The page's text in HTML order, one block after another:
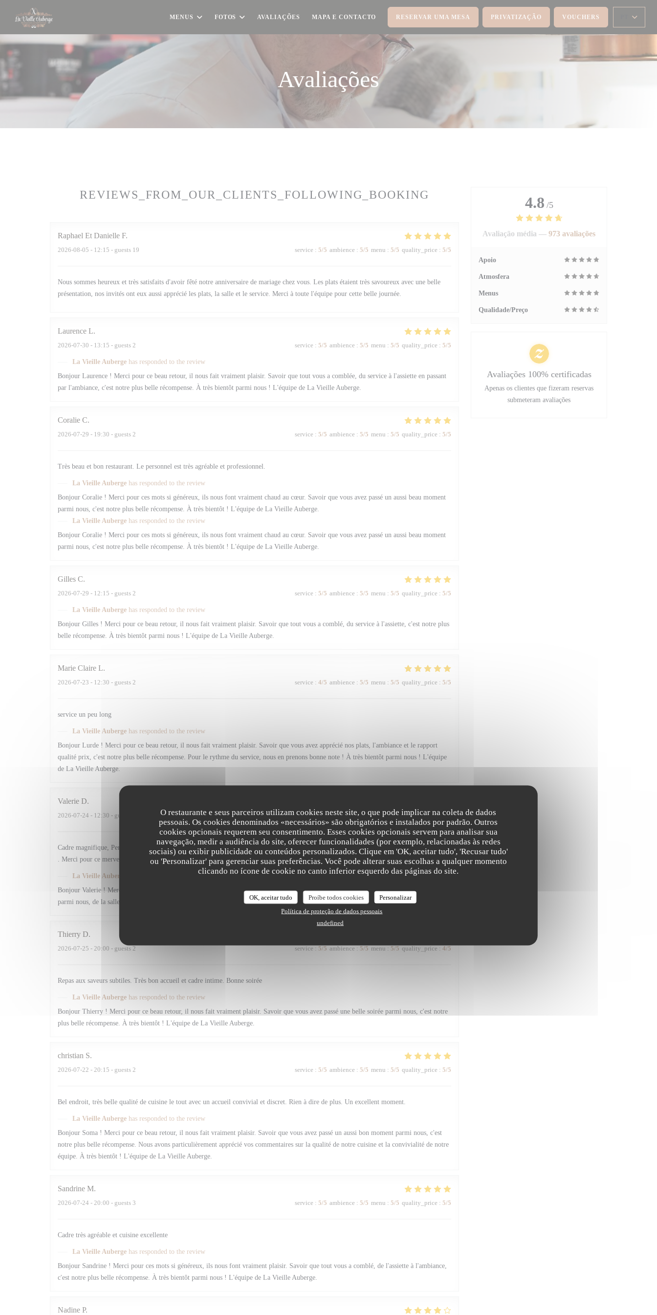
O restaurante e seus parceiros utilizam cookies neste site, o que pode implicar na coleta de dados
pessoais. Os cookies denominados «necessários» são obrigatórios e instalados por padrão. Outros
cookies opcionais requerem seu consentimento. Esses cookies opcionais servem para analisar sua
navegação, medir a audiência do site, oferecer funcionalidades (por exemplo, relacionadas às redes
sociais) ou exibir publicidade ou conteúdos personalizados. Clique em 'OK, aceitar tudo', 'Recusar tudo'
ou 'Personalizar' para gerenciar suas preferências. Você pode alterar suas escolhas a qualquer momento
clicando no ícone de cookie no canto inferior esquerdo das páginas do site.
OK, aceitar tudo Proíbe todos cookies
Personalizar
Política de proteção de dados pessoais
undefined
MENUS FOTOS AVALIAÇÕES MAPA E CONTACTO RESERVAR UMA MESA PRIVATIZAÇÃO VOUCHERS
Avaliações
REVIEWS_FROM_OUR_CLIENTS_FOLLOWING_BOOKING
Raphael Et Danielle F
2026-08-05 - 12:15 - guests 19 service : 5/5 ambience : 5/5 menu : 5/5 quality_price : 5/5
Nous sommes heureux et très satisfaits d'avoir fêté notre anniversaire de mariage chez vous. Les plats étaient très savoureux avec une belle
présentation, nos invités ont eux aussi apprécié les plats, la salle et le service. Merci à toute l'équipe pour cette belle journée.
Laurence L
2026-07-30 - 13:15 - guests 2 service : 5/5 ambience : 5/5 menu : 5/5 quality_price : 5/5
La Vieille Auberge has responded to the review
Bonjour Laurence ! Merci pour ce beau retour, il nous fait vraiment plaisir. Savoir que tout vous a comblée, du service à l'assiette en passant
par l'ambiance, c'est notre plus belle récompense. À très bientôt parmi nous ! L'équipe de La Vieille Auberge.
Coralie C
2026-07-29 - 19:30 - guests 2 service : 5/5 ambience : 5/5 menu : 5/5 quality_price : 5/5
Très beau et bon restaurant. Le personnel est très agréable et professionnel.
La Vieille Auberge has responded to the review
Bonjour Coralie ! Merci pour ces mots si généreux, ils nous font vraiment chaud au cœur. Savoir que vous avez passé un aussi beau moment
parmi nous, c'est notre plus belle récompense. À très bientôt ! L'équipe de La Vieille Auberge.
La Vieille Auberge has responded to the review
Bonjour Coralie ! Merci pour ces mots si généreux, ils nous font vraiment chaud au cœur. Savoir que vous avez passé un aussi beau moment
parmi nous, c'est notre plus belle récompense. À très bientôt ! L'équipe de La Vieille Auberge.
Gilles C
2026-07-29 - 12:15 - guests 2 service : 5/5 ambience : 5/5 menu : 5/5 quality_price : 5/5
La Vieille Auberge has responded to the review
Bonjour Gilles ! Merci pour ce beau retour, il nous fait vraiment plaisir. Savoir que tout vous a comblé, du service à l'assiette, c'est notre plus
belle récompense. À très bientôt parmi nous ! L'équipe de La Vieille Auberge.
Marie Claire L
2026-07-23 - 12:30 - guests 2 service : 4/5 ambience : 5/5 menu : 5/5 quality_price : 5/5
service un peu long
La Vieille Auberge has responded to the review
Bonjour Lurde ! Merci pour ce beau retour, il nous fait vraiment plaisir. Savoir que vous avez apprécié nos plats, l'ambiance et le rapport
qualité prix, c'est notre plus belle récompense. Pour le rythme du service, nous en prenons bonne note ! À très bientôt parmi nous ! L'équipe
de La Vieille Auberge.
Valerie D
2026-07-24 - 12:30 - guests 2 service: 5/5 ambience: 5/5 menu: 5/5 quality_price: 5/5
Cadre magnifique, Personnel très agréable et très professionnel. Nous nous sommes régalées des cocktails très bien exécuté aux plats délicieux
. Merci pour ce merveilleux moment 😊
La Vieille Auberge
has responded to the review
Bonjour Valerie ! Merci pour ces mots si généreux, ils nous font vraiment chaud au cœur. Savoir que vous avez passé un aussi beau moment
parmi nous, de la salle à l'assiette, c'est notre plus belle récompense. À très bientôt ! L'équipe de La Vieille Auberge.
Thierry D
2026-07-25 - 20:00 - guests 2 service : 5/5 ambience : 5/5 menu : 5/5 quality_price : 4/5
Repas aux saveurs subtiles. Très bon accueil et cadre intime. Bonne soirée
La Vieille Auberge has responded to the review
Bonjour Thierry ! Merci pour ce beau retour, il nous fait vraiment plaisir. Savoir que vous avez passé une belle soirée parmi nous, c'est notre
plus belle récompense. À très bientôt ! L'équipe de La Vieille Auberge.
christian S
2026-07-22 - 20:15 - guests 2 service : 5/5 ambience : 5/5 menu : 5/5 quality_price : 5/5
Bel endroit, très belle qualité de cuisine le tout avec un accueil convivial et discret. Rien à dire de plus. Un excellent moment.
La Vieille Auberge has responded to the review
Bonjour Soma ! Merci pour ce beau retour, il nous fait vraiment plaisir. Savoir que vous avez passé un aussi bon moment parmi nous, c'est
notre plus belle récompense. Nous avons particulièrement apprécié vos commentaires sur la qualité de notre cuisine et la convivialité de notre
équipe. À très bientôt ! L'équipe de La Vieille Auberge.
Sandrine M
2026-07-24 - 20:00 - guests 3 service : 5/5 ambience : 5/5 menu : 5/5 quality_price : 5/5
Cadre très agréable et cuisine excellente
La Vieille Auberge has responded to the review
Bonjour Sandrine ! Merci pour ces mots si généreux, ils nous font vraiment plaisir. Savoir que tout vous a comblé, de l'assiette à l'ambiance,
c'est notre plus belle récompense. À très bientôt parmi nous ! L'équipe de La Vieille Auberge.
Nadine P
4.8 /5
Avaliação média — 973 avaliações
Apoio
Atmosfera
Menus
Qualidade/Preço
Avaliações 100% certificadas
Apenas os clientes que fizeram reservas
submeteram avaliações